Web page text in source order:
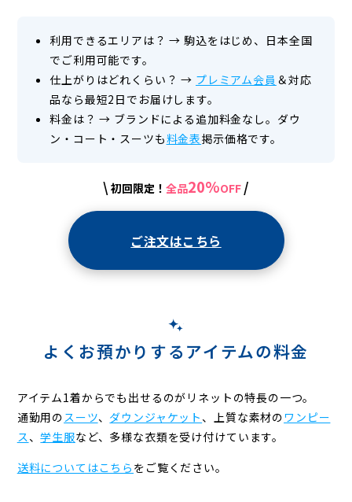
利用できるエリアは？ →駒込をはじめ、日本全国
でご利用可能です。
仕上がりはどれくらい？ → プレミアム会員 ＆対応
品なら最短2日でお届けします。
料金は？ → ブランドによる追加料金なし。ダウ
ン・コート・スーツも料金表掲示価格です。
\ 初回限定！ 全品20%OFF /
ご注文はこちら
よくお預かりするアイテムの料金
アイテム1着からでも出せるのがリネットの特長の一つ。
通勤用のスーツ、 ダウンジャケット 、上質な素材のワンピー
ス、学生服など、 多様な衣類を受け付けています。
送料についてはこちら をご覧ください。